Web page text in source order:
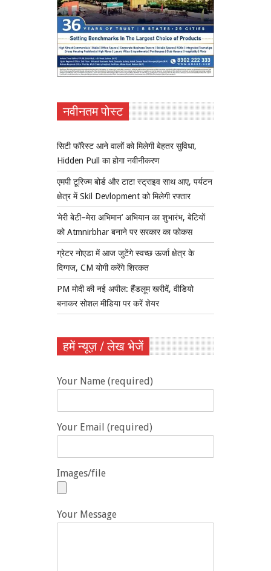
नवीनतम पोस्ट
सिटी फॉरेस्ट आने वालों को मिलेगी बेहतर सुविधा,
Hidden Pull का होगा नवीनीकरण
एमपी टूरिज्म बोर्ड और टाटा स्ट्राइव साथ आए, पर्यटन
क्षेत्र में Skil Devlopment को मिलेगी रफ्तार
‘मेरी बेटी–मेरा अभिमान’ अभियान का शुभारंभ, बेटियों
को Atmnirbhar बनाने पर सरकार का फोकस
ग्रेटर नोएडा में आज जुटेंगे स्वच्छ ऊर्जा क्षेत्र के
दिग्गज, CM योगी करेंगे शिरकत
PM मोदी की नई अपील: हैंडलूम खरीदें, वीडियो
बनाकर सोशल मीडिया पर करें शेयर
हमें न्यूज़ / लेख भेजें
Your Name (required)
Your Email (required)
Images/file
Your Message